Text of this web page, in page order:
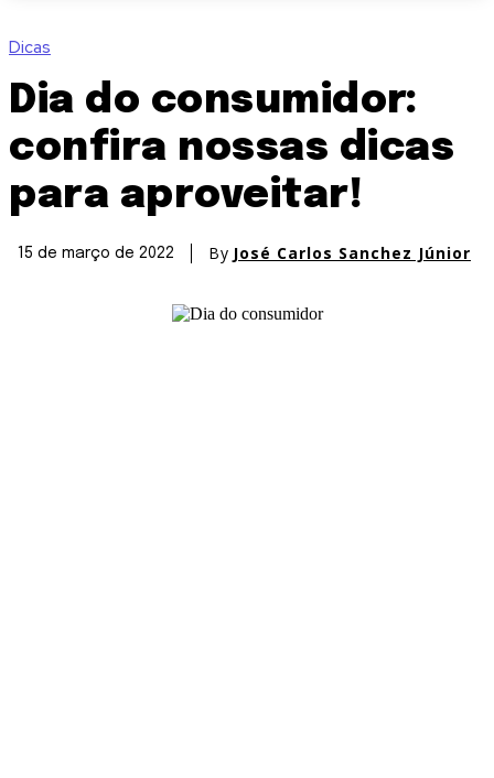
Dicas
Dia do consumidor:
confira nossas dicas
para aproveitar!
15 de março de 2022 By José Carlos Sanchez Júnior